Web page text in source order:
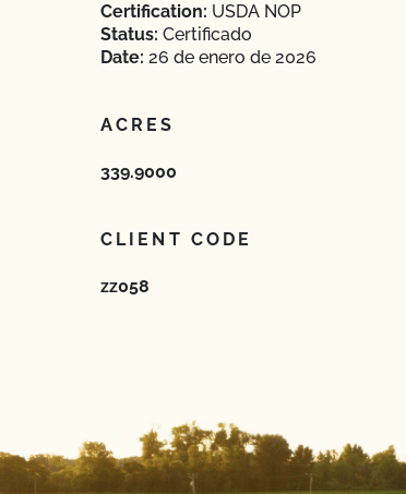
Certification: USDA NOP
Status: Certificado
Date: 26 de enero de 2026
ACRES
339.9000
CLIENT CODE
zz058